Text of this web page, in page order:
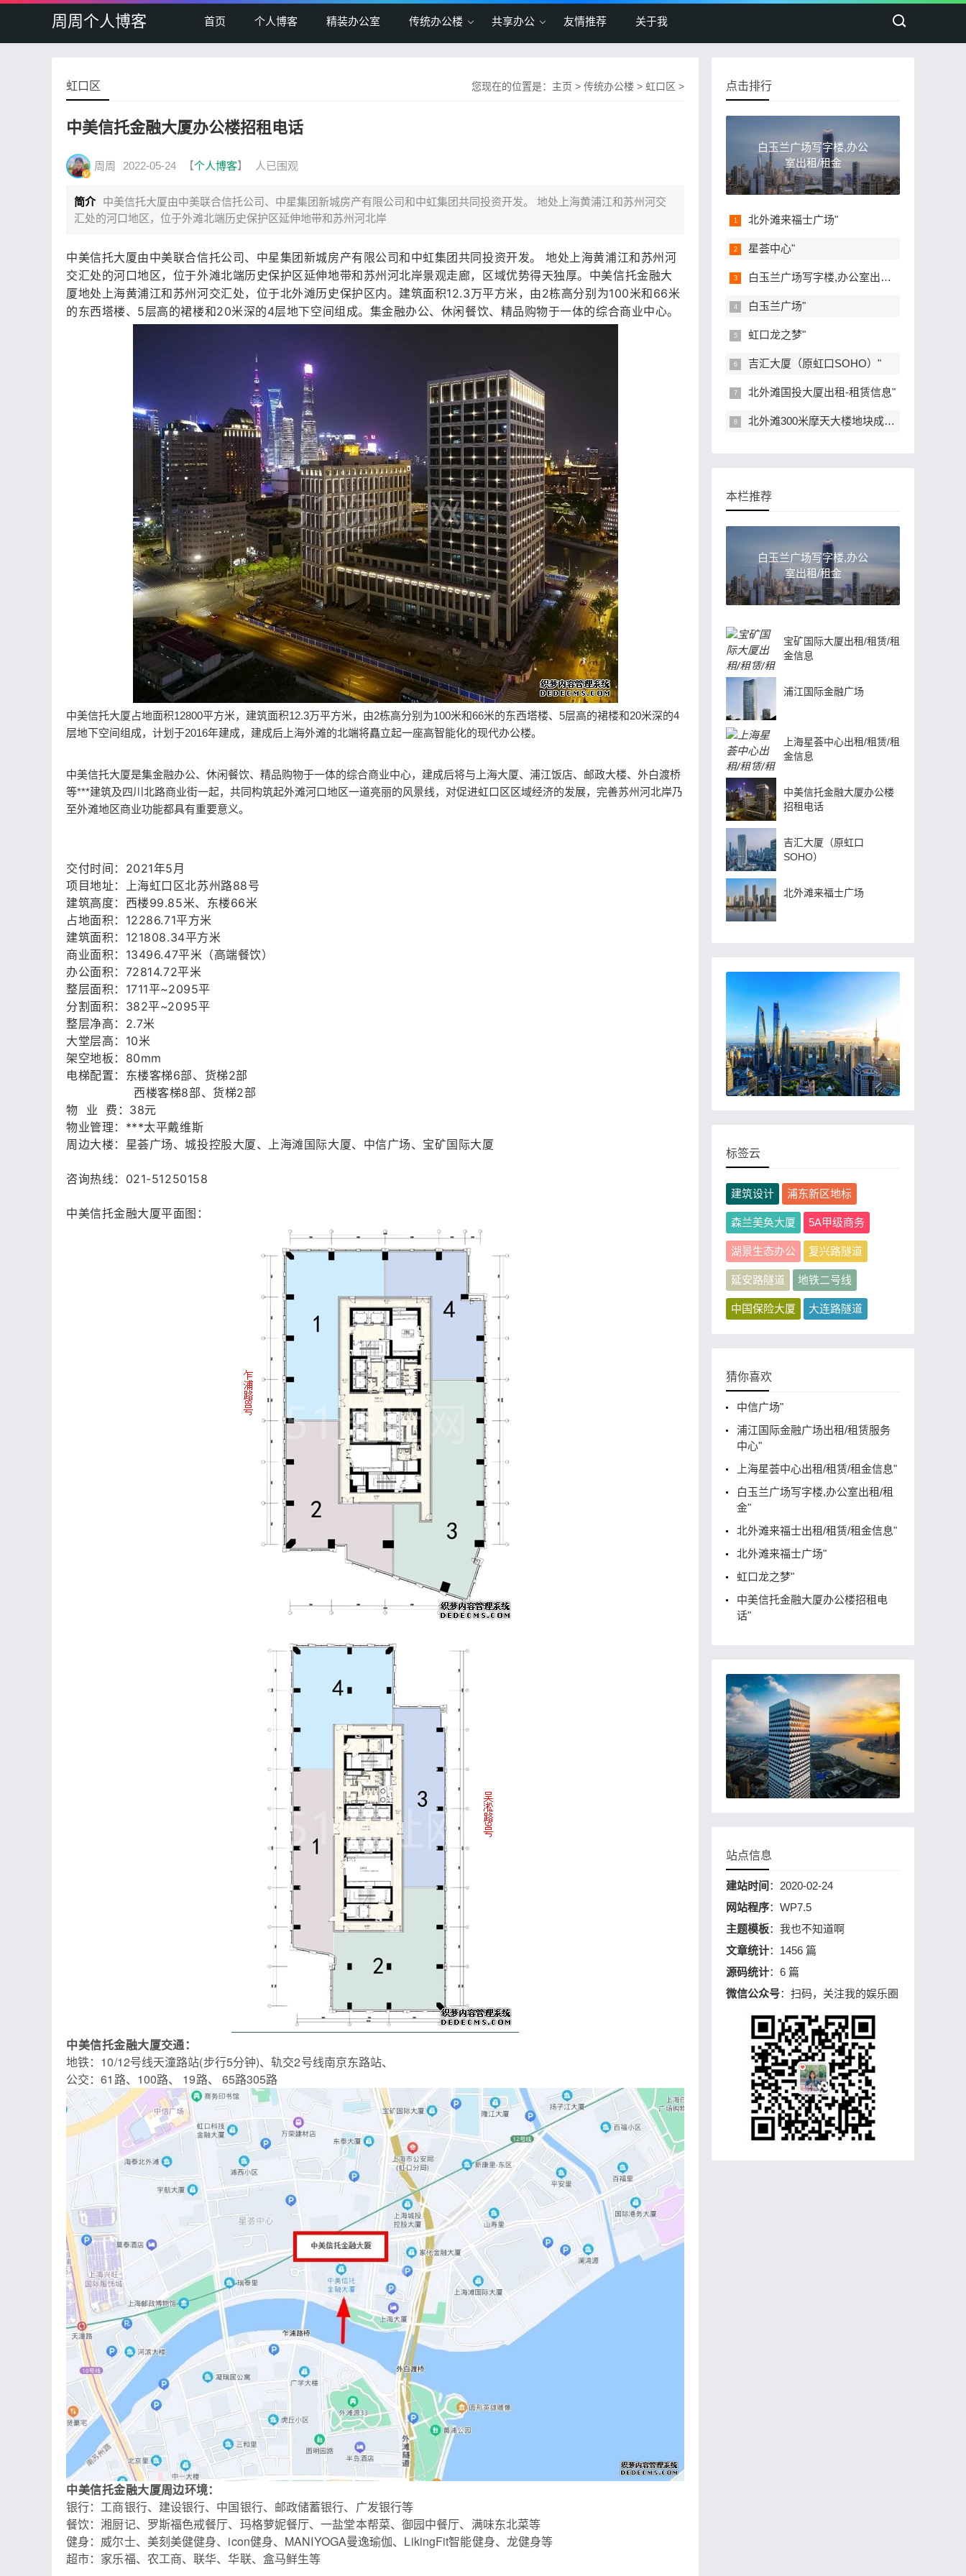
周周个人博客 首页 个人博客 精装办公室 传统办公楼 共享办公 友情推荐 关于我
您现在的位置是： 主页 > 传统办公楼 > 虹口区 >
虹口区
中美信托金融大厦办公楼招租电话
周周 2022-05-24 【个人博客】 人已围观
简介
中美信托大厦由中美联合信托公司、中星集团新城房产有限公司和中虹集团共同投资开发。 地处上海黄浦江和苏州河交
汇处的河口地区，位于外滩北端历史保护区延伸地带和苏州河北岸
中美信托大厦由中美联合信托公司、中星集团新城房产有限公司和中虹集团共同投资开发。 地处上海黄浦江和苏州河
交汇处的河口地区，位于外滩北端历史保护区延伸地带和苏州河北岸景观走廊，区域优势得天独厚。中美信托金融大
厦地处上海黄浦江和苏州河交汇处，位于北外滩历史保护区内。建筑面积12.3万平方米，由2栋高分别为100米和66米
的东西塔楼、5层高的裙楼和20米深的4层地下空间组成。集金融办公、休闲餐饮、精品购物于一体的综合商业中心。
中美信托大厦占地面积12800平方米，建筑面积12.3万平方米，由2栋高分别为100米和66米的东西塔楼、5层高的裙楼和20米深的4
层地下空间组成，计划于2016年建成，建成后上海外滩的北端将矗立起一座高智能化的现代办公楼。
中美信托大厦是集金融办公、休闲餐饮、精品购物于一体的综合商业中心，建成后将与上海大厦、浦江饭店、邮政大楼、外白渡桥
等***建筑及四川北路商业街一起，共同构筑起外滩河口地区一道亮丽的风景线，对促进虹口区区域经济的发展，完善苏州河北岸乃
至外滩地区商业功能都具有重要意义。
交付时间：2021年5月
项目地址：上海虹口区北苏州路88号
建筑高度：西楼99.85米、东楼66米
占地面积：12286.71平方米
建筑面积：121808.34平方米
商业面积：13496.47平米（高端餐饮）
办公面积：72814.72平米
整层面积：1711平~2095平
分割面积：382平~2095平
整层净高：2.7米
大堂层高：10米
架空地板：80mm
电梯配置：东楼客梯6部、货梯2部
西楼客梯8部、货梯2部
物 业 费：38元
物业管理：***太平戴维斯
周边大楼：星荟广场、城投控股大厦、上海滩国际大厦、中信广场、宝矿国际大厦
咨询热线：021-51250158
中美信托金融大厦平面图：
中美信托金融大厦交通：
地铁：10/12号线天潼路站(步行5分钟)、轨交2号线南京东路站、
公交：61路、100路、 19路、 65路305路
中美信托金融大厦周边环境：
银行：工商银行、建设银行、中国银行、邮政储蓄银行、广发银行等
餐饮：湘厨记、罗斯福色戒餐厅、玛格萝妮餐厅、一盐堂本帮菜、御园中餐厅、满味东北菜等
健身：威尔士、美刻美健健身、icon健身、MANIYOGA曼逸瑜伽、LikingFit智能健身、龙健身等
超市：家乐福、农工商、联华、华联、盒马鲜生等
点击排行
白玉兰广场写字楼,办公
室出租/租金
北外滩来福士广场"
星荟中心"
白玉兰广场写字楼,办公室出租/租金"
白玉兰广场"
虹口龙之梦"
吉汇大厦（原虹口SOHO）"
北外滩国投大厦出租-租赁信息"
北外滩300米摩天大楼地块成功出让！"
本栏推荐
白玉兰广场写字楼,办公
室出租/租金
宝矿国际大厦出租/租赁/租
金信息
浦江国际金融广场
上海星荟中心出租/租赁/租
金信息
中美信托金融大厦办公楼
招租电话
吉汇大厦（原虹口
SOHO）
北外滩来福士广场
标签云
建筑设计 浦东新区地标
森兰美奂大厦 5A甲级商务
湖景生态办公 复兴路隧道
延安路隧道 地铁二号线
中国保险大厦 大连路隧道
猜你喜欢
中信广场"
浦江国际金融广场出租/租赁服务
中心"
上海星荟中心出租/租赁/租金信息"
白玉兰广场写字楼,办公室出租/租
金"
北外滩来福士出租/租赁/租金信息"
北外滩来福士广场"
虹口龙之梦"
中美信托金融大厦办公楼招租电
话"
站点信息
建站时间 ：2020-02-24
网站程序：WP7.5
主题模板：我也不知道啊
文章统计：1456 篇
源码统计：6 篇
微信公众号：扫码，关注我的娱乐圈